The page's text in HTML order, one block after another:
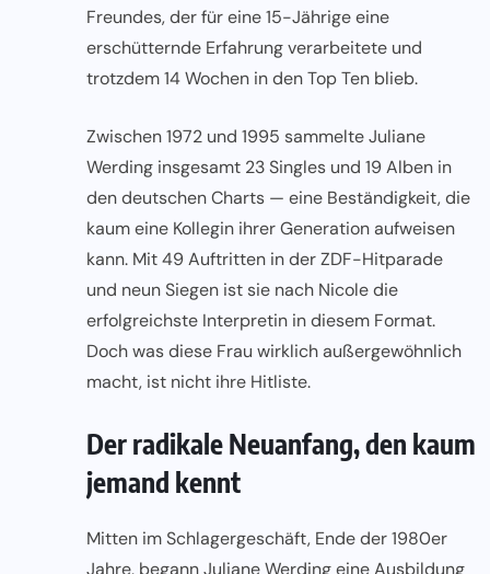
Freundes, der für eine 15-Jährige eine
erschütternde Erfahrung verarbeitete und
trotzdem 14 Wochen in den Top Ten blieb.
Zwischen 1972 und 1995 sammelte Juliane
Werding insgesamt 23 Singles und 19 Alben in
den deutschen Charts — eine Beständigkeit, die
kaum eine Kollegin ihrer Generation aufweisen
kann. Mit 49 Auftritten in der ZDF-Hitparade
und neun Siegen ist sie nach Nicole die
erfolgreichste Interpretin in diesem Format.
Doch was diese Frau wirklich außergewöhnlich
macht, ist nicht ihre Hitliste.
Der radikale Neuanfang, den kaum
jemand kennt
Mitten im Schlagergeschäft, Ende der 1980er